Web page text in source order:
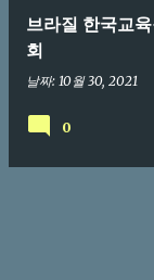
브라질 한국교
회
날짜: 10월 30, 2021
0